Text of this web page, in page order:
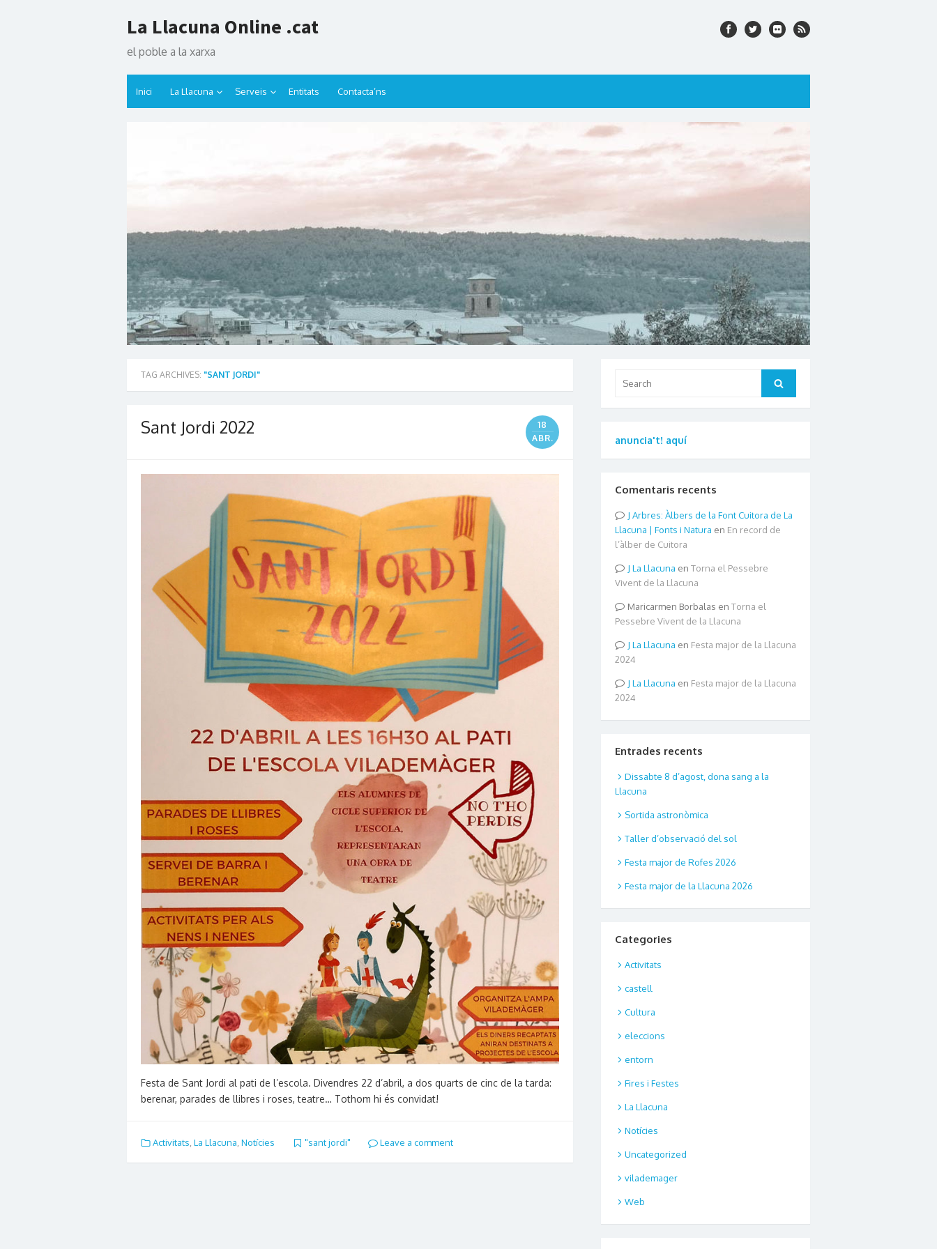
to
La Llacuna Online .cat
el poble a la xarxa
Inici La Llacuna Serveis Entitats Contacta’ns
TAG ARCHIVES: "SANT JORDI"
Sant Jordi 2022
18
ABR.
Festa de Sant Jordi al pati de l’escola. Divendres 22 d’abril, a dos quarts de cinc de la tarda:
berenar, parades de llibres i roses, teatre… Tothom hi és convidat!
Activitats, La Llacuna, Notícies "sant jordi" Leave a comment
for:
Search
anuncia't! aquí
Comentaris recents
Arbres: Àlbers de la Font Cuitora de La
Llacuna | Fonts i Natura en En record de
l’àlber de Cuitora
La Llacuna en Torna el Pessebre
Vivent de la Llacuna
Maricarmen Borbalas en Torna el
Pessebre Vivent de la Llacuna
La Llacuna en Festa major de la Llacuna
2024
La Llacuna en Festa major de la Llacuna
2024
Entrades recents
Dissabte 8 d’agost, dona sang a la
Llacuna
Sortida astronòmica
Taller d’observació del sol
Festa major de Rofes 2026
Festa major de la Llacuna 2026
Categories
Activitats
castell
Cultura
eleccions
entorn
Fires i Festes
La Llacuna
Notícies
Uncategorized
vilademager
Web